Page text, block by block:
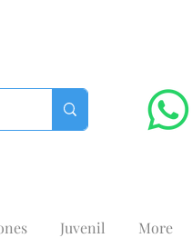
Juvenil More